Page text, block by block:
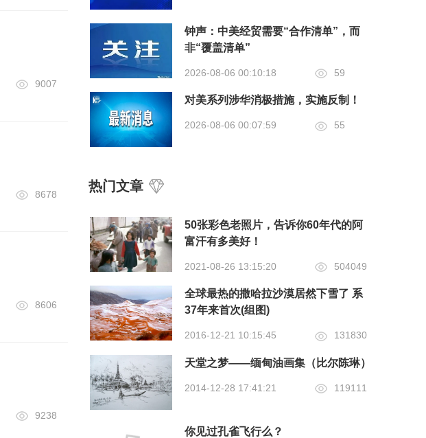
9007
8678
8606
9238
钟声：中美经贸需要“合作清单”，而
非“覆盖清单”
2026-08-06 00:10:18 59
对美系列涉华消极措施，实施反制！
2026-08-06 00:07:59 55
热门文章
50张彩色老照片，告诉你60年代的阿
富汗有多美好！
2021-08-26 13:15:20 504049
全球最热的撒哈拉沙漠居然下雪了 系
37年来首次(组图)
2016-12-21 10:15:45 131830
天堂之梦——缅甸油画集（比尔陈琳）
2014-12-28 17:41:21 119111
你见过孔雀飞行么？